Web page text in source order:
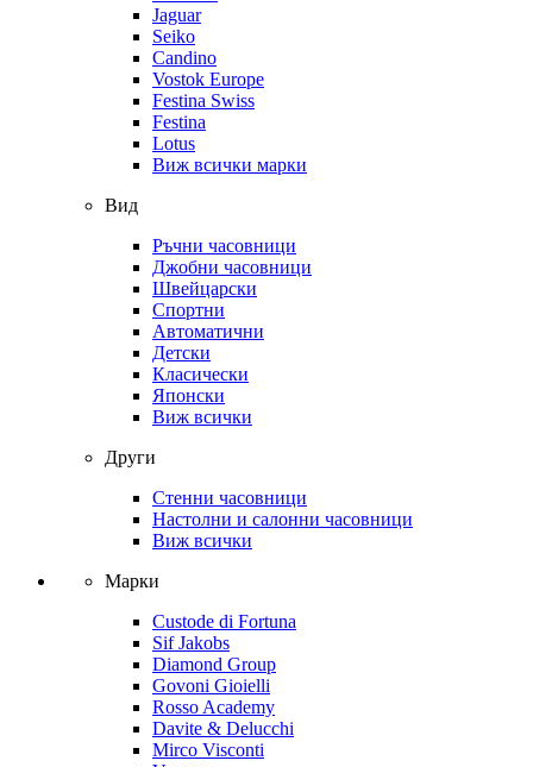
Jaguar
Seiko
Candino
Vostok Europe
Festina Swiss
Festina
Lotus
Виж всички марки
Вид
Ръчни часовници
Джобни часовници
Швейцарски
Спортни
Автоматични
Детски
Класически
Японски
Виж всички
Други
Стенни часовници
Настолни и салонни часовници
Виж всички
Марки
Custode di Fortuna
Sif Jakobs
Diamond Group
Govoni Gioielli
Rosso Academy
Davite & Delucchi
Mirco Visconti